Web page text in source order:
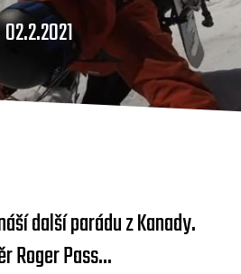
02.2.2021
další parádu z Kanady.
Roger Pass...